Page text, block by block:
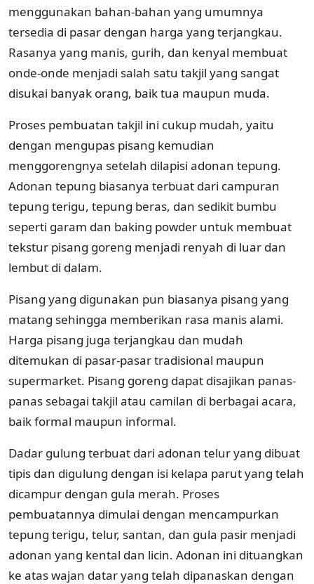
menggunakan bahan-bahan yang umumnya
tersedia di pasar dengan harga yang terjangkau.
Rasanya yang manis, gurih, dan kenyal membuat
onde-onde menjadi salah satu takjil yang sangat
disukai banyak orang, baik tua maupun muda.
Proses pembuatan takjil ini cukup mudah, yaitu
dengan mengupas pisang kemudian
menggorengnya setelah dilapisi adonan tepung.
Adonan tepung biasanya terbuat dari campuran
tepung terigu, tepung beras, dan sedikit bumbu
seperti garam dan baking powder untuk membuat
tekstur pisang goreng menjadi renyah di luar dan
lembut di dalam.
Pisang yang digunakan pun biasanya pisang yang
matang sehingga memberikan rasa manis alami.
Harga pisang juga terjangkau dan mudah
ditemukan di pasar-pasar tradisional maupun
supermarket. Pisang goreng dapat disajikan panas-
panas sebagai takjil atau camilan di berbagai acara,
baik formal maupun informal.
Dadar gulung terbuat dari adonan telur yang dibuat
tipis dan digulung dengan isi kelapa parut yang telah
dicampur dengan gula merah. Proses
pembuatannya dimulai dengan mencampurkan
tepung terigu, telur, santan, dan gula pasir menjadi
adonan yang kental dan licin. Adonan ini dituangkan
ke atas wajan datar yang telah dipanaskan dengan